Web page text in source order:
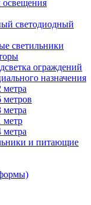
светодиодный
светильники
ограждений
назначения
метр
и питающие